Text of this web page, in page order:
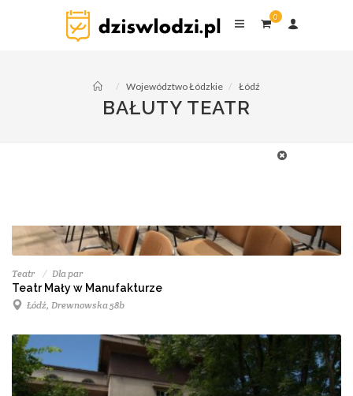
0
Województwo Łódzkie Łódź
BAŁUTY TEATR
Teatr Dla par
Teatr Mały w Manufakturze
Łódź, Drewnowska 58b